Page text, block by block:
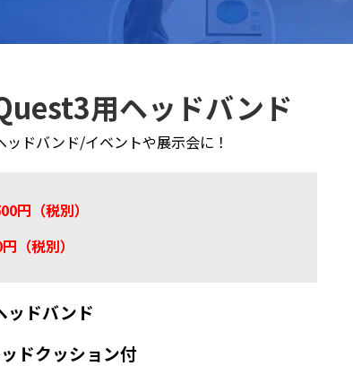
用ヘッドバンド
ドバンド/イベントや展示会に！
円（税別）
（税別）
ッドバンド
ドクッション付